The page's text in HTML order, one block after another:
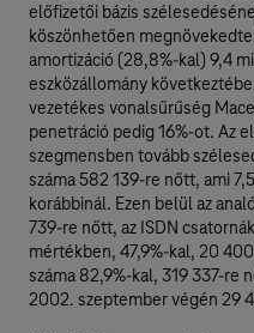
előfizetői bázis
köszönhetően
amortizáció (28,8%-kal) 9,4
eszközállomány
vezetékes vonalsűrűség
penetráció pedig 16%-ot. Az
szegmensben tovább
száma 582 139-re nőtt, ami
korábbinál. Ezen belül az
739-re nőtt, az ISDN
mértékben, 47,9%-kal, 20
száma 82,9%-kal, 319 337-re
2002. szeptember végén 29